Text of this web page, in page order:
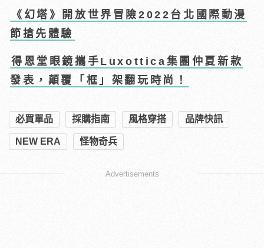
《幻塔》開放世界冒險2022台北國際動漫
節搶先體驗
得恩堂眼鏡攜手Luxottica集團仲夏新款
發表，顛覆「框」架翻玩時尚！
必買單品 採購指南 風格穿搭 品牌快訊
NEW ERA 怪物奇兵
Advertisements